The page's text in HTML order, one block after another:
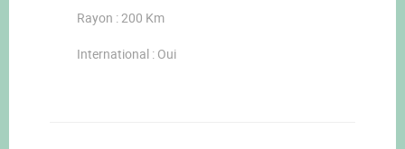
Rayon : 200 Km
International : Oui